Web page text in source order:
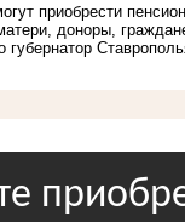
приобрести
доноры,
губернатор